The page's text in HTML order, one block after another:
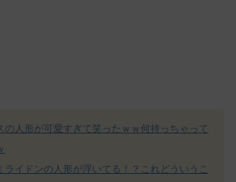
の人形が可愛すぎて笑ったｗｗ何持っちゃって
ライドンの人形が浮いてる！？これどういうこ